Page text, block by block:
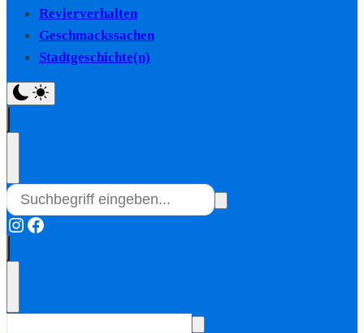
Revierverhalten
Geschmackssachen
Stadtgeschichte(n)
Instagram
Facebook